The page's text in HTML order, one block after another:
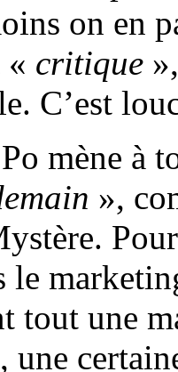
on en
critique
C’est
mène à
»,
le
tout une
une